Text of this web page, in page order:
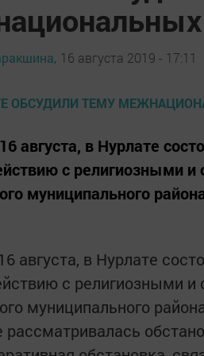
16 августа 2019 - 17:11
августа, в Нурлате
с религиозными
муниципального
августа, в Нурлате
с религиозными
муниципального
рассматривалась